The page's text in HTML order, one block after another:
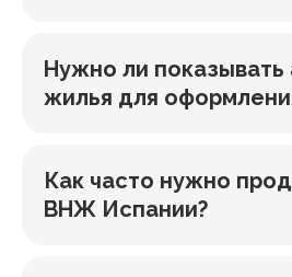
Нужно ли показывать
жилья для
Как часто нужно
ВНЖ Испании?